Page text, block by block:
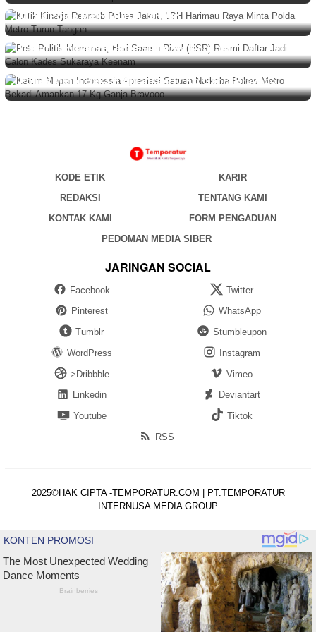
Minta Polda Metro Turun Tangan
BERITA , DAERAH Agustus 7, 2026
Peta Politik Memanas, Heri Samsu Rizal (HSR) Resmi
Daftar Jadi Calon Kades Sukaraya Keenam
BERITA , DAERAH Agustus 6, 2026
Ketum Mapan Indonessia Apresiasi Satuan Narkoba
Polres Metro Bekadi Amankan 17 Kg Ganja Bravooo
KODE ETIK
KARIR
REDAKSI
TENTANG KAMI
KONTAK KAMI
FORM PENGADUAN
PEDOMAN MEDIA SIBER
JARINGAN SOCIAL
Facebook
Twitter
Pinterest
WhatsApp
Tumblr
Stumbleupon
WordPress
Instagram
>Dribbble
Vimeo
Linkedin
Deviantart
Youtube
Tiktok
RSS
2025©HAK CIPTA -TEMPORATUR.COM | PT.TEMPORATUR
INTERNUSA MEDIA GROUP